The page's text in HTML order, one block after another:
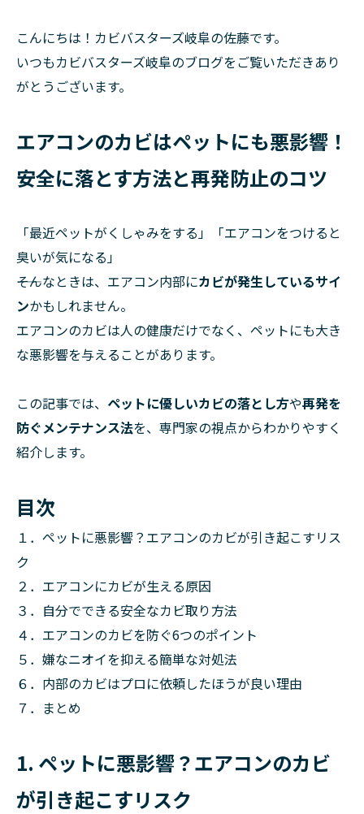
こんにちは！カビバスターズ岐阜の佐藤です。
いつもカビバスターズ岐阜のブログをご覧いただきあり
がとうございます。
エアコンのカビはペットにも悪影響！
安全に落とす方法と再発防止のコツ
「最近ペットがくしゃみをする」「エアコンをつけると
臭いが気になる」
――そんなときは、エアコン内部にカビが発生しているサイ
ンかもしれません。
エアコンのカビは人の健康だけでなく、ペットにも大き
な悪影響を与えることがあります。
この記事では、 ペットに優しいカビの落とし方や再発を
防ぐメンテナンス法を、専門家の視点からわかりやすく
紹介します。
目次
１．ペットに悪影響？エアコンのカビが引き起こすリス
ク
２．エアコンにカビが生える原因
３．自分でできる安全なカビ取り方法
４．エアコンのカビを防ぐ6つのポイント
５．嫌なニオイを抑える簡単な対処法
６．内部のカビはプロに依頼したほうが良い理由
７．まとめ
1. ペットに悪影響？エアコンのカビ
が引き起こすリスク